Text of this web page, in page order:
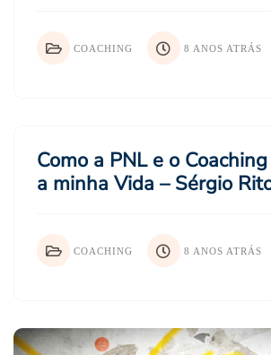
COACHING 8 ANOS ATRÁS
Como a PNL e o
a minha Vida – Sérgio
COACHING 8 ANOS ATRÁS